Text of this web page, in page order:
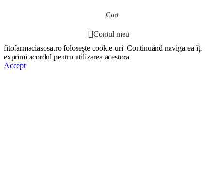
Cart
Contul meu
fitofarmaciasosa.ro folosește cookie-uri. Continuând navigarea îți
exprimi acordul pentru utilizarea acestora.
Accept